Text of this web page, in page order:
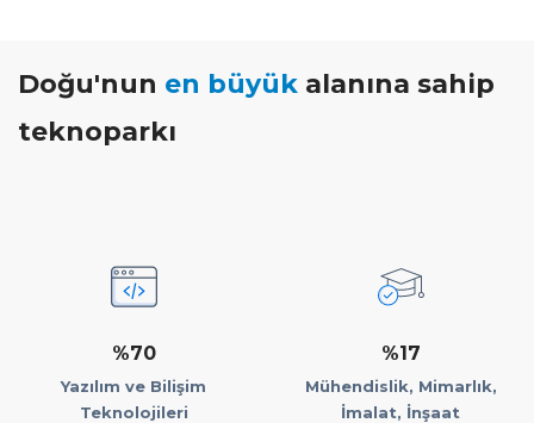
Doğu'nun en büyük alanına sahip
teknoparkı
%70
Yazılım ve Bilişim
Teknolojileri
%17
Mühendislik, Mimarlık,
İmalat, İnşaat